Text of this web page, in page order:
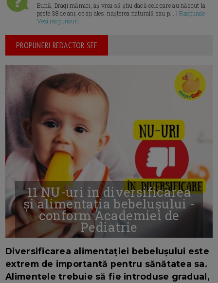
Bună, Dragi mămici, aș vrea să știu dacă cele care au născut la
peste 38 de ani, ce ați ales: nașterea naturală sau p... |Raspunde |
Vezi raspunsuri
PROPUNERI REDACTOR SEF
11 NU-uri in diversificarea
și alimentația bebelușului -
conform Academiei de
Pediatrie
Diversificarea alimentației bebelușului este
extrem de importantă pentru sănătatea sa.
Alimentele trebuie să fie introduse gradual,